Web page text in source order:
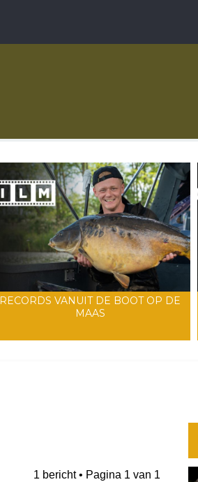
RECORDS VANUIT DE BOOT OP DE
MAAS
1 bericht • Pagina 1 van 1